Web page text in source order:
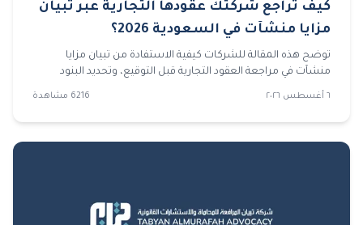
كيف تراجع شركتك عقودها التجارية عبر تبيان
مزايا منشآت في السعودية 2026؟
توضح هذه المقالة للشركات كيفية الاستفادة من تبيان مزايا
منشآت في مراجعة العقود التجارية قبل التوقيع، وتحديد البنود
الخطرة، وتجهيز المستندات، وتجنب الأخطاء التي قد تقود إلى
٦ أغسطس ٢٠٢٦ 6216 مشاهدة